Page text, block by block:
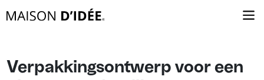
Verpakkingsontwerp voor een